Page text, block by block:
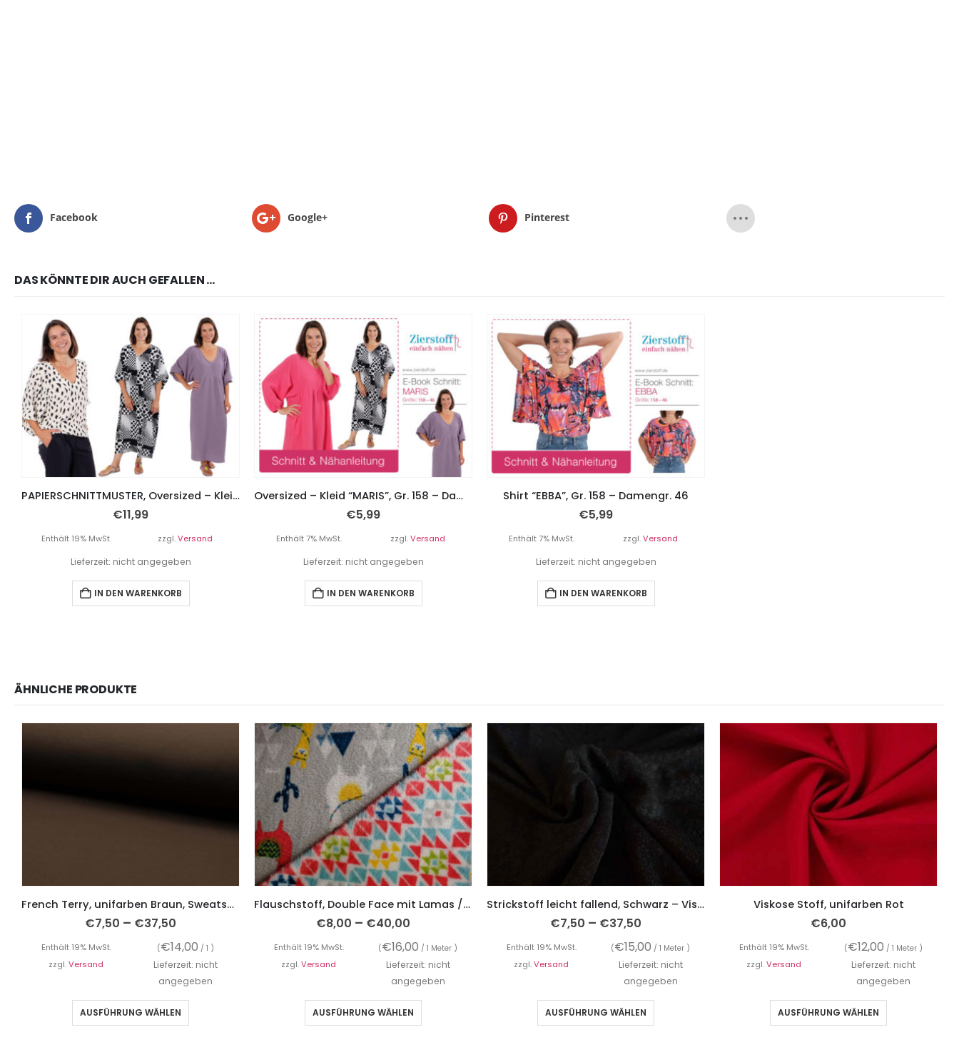
Facebook Google+ Pinterest
DAS KÖNNTE DIR AUCH GEFALLEN …
PAPIERSCHNITTMUSTER, Oversized – Kleid “MARIS”, Gr. 158 – Damengr. 46
€11,99
Enthält 19% MwSt. zzgl.Versand
Lieferzeit: nicht angegeben
IN DEN WARENKORB
Oversized – Kleid “MARIS”, Gr. 158 – Damengr. 46
€5,99
Enthält 7% MwSt. zzgl.Versand
Lieferzeit: nicht angegeben
IN DEN WARENKORB
Shirt “EBBA”, Gr. 158 – Damengr. 46
€5,99
Enthält 7% MwSt. zzgl.Versand
Lieferzeit: nicht angegeben
IN DEN WARENKORB
ÄHNLICHE PRODUKTE
French Terry, unifarben Braun, Sweatshirtstoff brushed
€7,50 – €37,50
Enthält 19% MwSt. (€14,00 / 1 )
zzgl.Versand
Lieferzeit: nicht
angegeben
AUSFÜHRUNG WÄHLEN
Flauschstoff, Double Face mit Lamas / Zackenmusterung
€8,00 – €40,00
Enthält 19% MwSt. (€16,00 / 1 Meter )
zzgl.Versand
Lieferzeit: nicht
angegeben
AUSFÜHRUNG WÄHLEN
Strickstoff leicht fallend, Schwarz – Viskosestrick
€7,50 – €37,50
Enthält 19% MwSt. (€15,00 / 1 Meter )
zzgl.Versand
Lieferzeit: nicht
angegeben
AUSFÜHRUNG WÄHLEN
Viskose Stoff, unifarben Rot
€6,00
Enthält 19% MwSt. (€12,00 / 1 Meter )
zzgl.Versand
Lieferzeit: nicht
angegeben
AUSFÜHRUNG WÄHLEN